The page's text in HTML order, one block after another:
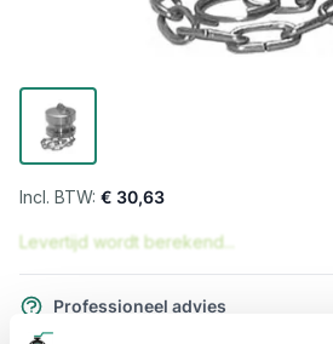
€ 30,63
Levertijd wordt berekend...
Professioneel advies